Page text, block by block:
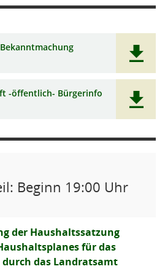
-öffentlich- Bürgerinfo
Beginn 19:00 Uhr
der Haushaltssatzung
für das
durch das Landratsamt